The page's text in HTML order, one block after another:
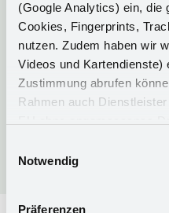
(Google Analytics) ein, die
Cookies, Fingerprints,
nutzen. Zudem haben wir
Videos und Kartendienste)
Zustimmung abrufen
Rahmen auch
zu Sicherheits- und
Rechtsmittel einlegen
Notwendig
Präferenzen